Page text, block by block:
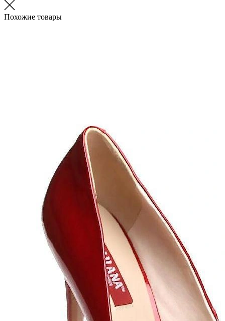
Похожие товары